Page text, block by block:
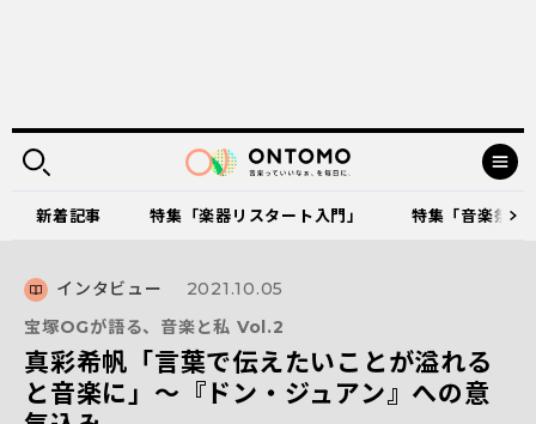
新着記事 特集「楽器リスタート入門」 特集「音楽祭
インタビュー
2021.10.05
宝塚OGが語る、音楽と私 Vol.2
真彩希帆「言葉で伝えたいことが溢れる
と音楽に」～『ドン・ジュアン』への意